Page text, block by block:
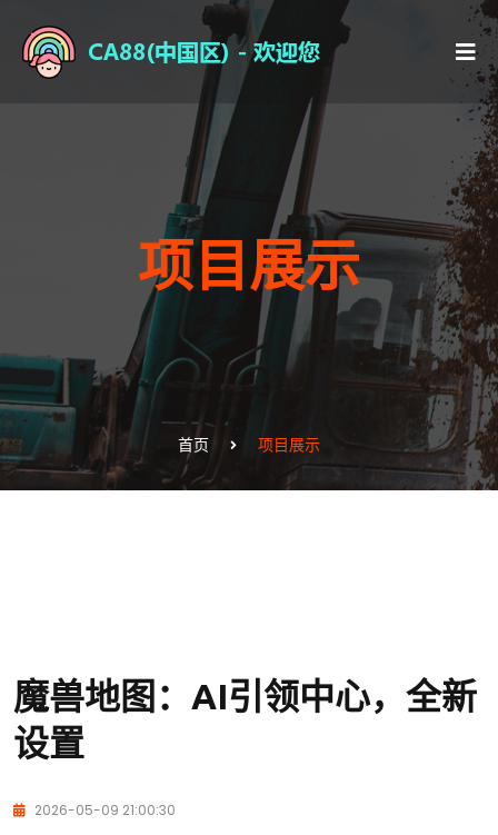
项目展示
首页 项目展示
魔兽地图：AI引领中心，全新
设置
2026-05-09 21:00:30